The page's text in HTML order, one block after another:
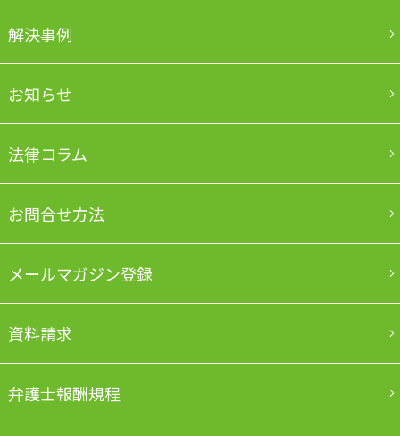
解決事例
お知らせ
法律コラム
お問合せ方法
メールマガジン登録
資料請求
弁護士報酬規程